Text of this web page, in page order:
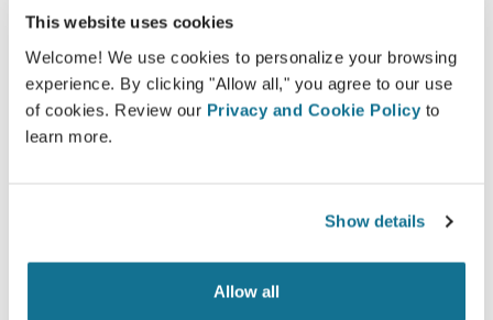
This website uses cookies
Welcome! We use cookies to personalize your browsing
experience. By clicking "Allow all," you agree to our use
of cookies. Review our Privacy and Cookie Policy to
learn more.
Show details
Allow all
biriyle paylaşmanıza olanak tanır.
Yeni sizi şimdi görün!
Crisalix, gizliliğinizi her zaman korumaya